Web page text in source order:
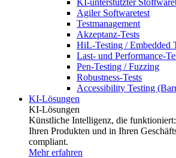
KI-unterstützter
Agiler Softwaretest
Testmanagement
Akzeptanz-Tests
HiL-Testing / Embedded
Last- und Performance-
Pen-Testing / Fuzzing
Robustness-Tests
Accessibility Testing
KI-Lösungen
KI-Lösungen
Künstliche Intelligenz, die
Ihren Produkten und in Ihren
compliant.
Mehr erfahren